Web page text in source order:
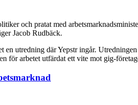
och pratat med
Jacob Rudbäck.
en utredning där Yepstr ingår.
för arbetet utfärdat ett vite mot gig-